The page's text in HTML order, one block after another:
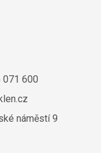
071 600
náměstí 9